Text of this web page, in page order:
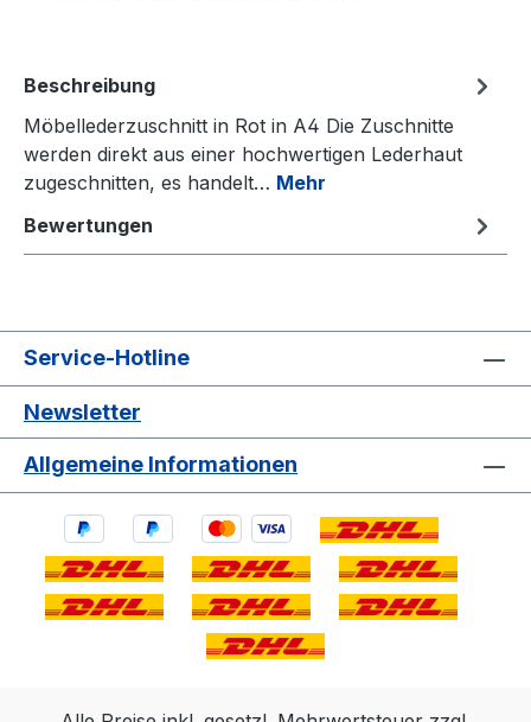
Beschreibung
Möbellederzuschnitt in Rot in A4 Die Zuschnitte
werden direkt aus einer hochwertigen Lederhaut
zugeschnitten, es handelt… Mehr
Bewertungen
Service-Hotline
Newsletter
Allgemeine Informationen